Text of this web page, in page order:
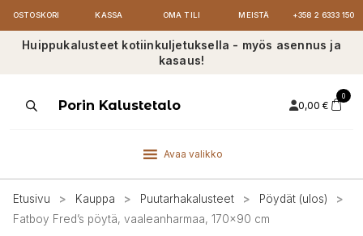
OSTOSKORI KASSA OMA TILI MEISTÄ +358 2 6333 150
Huippukalusteet kotiinkuljetuksella - myös asennus ja
kasaus!
ProductsPorin Kalustetalo 0,00 €
0
Avaa valikko
Etusivu > Kauppa > Puutarhakalusteet > Pöydät (ulos)
>
Fatboy Fred’s pöytä, vaaleanharmaa, 170×90 cm